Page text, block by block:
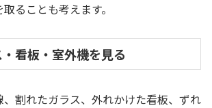
ることも考えます。
看板・室外機を見る
割れたガラス、外れかけた看板、ずれ